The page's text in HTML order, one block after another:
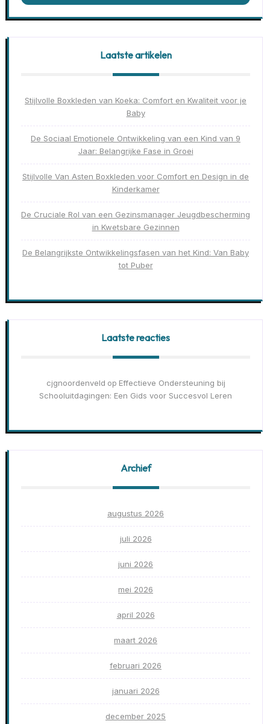
Laatste artikelen
Stijlvolle Boxkleden van Koeka: Comfort en Kwaliteit voor je
Baby
De Sociaal Emotionele Ontwikkeling van een Kind van 9
Jaar: Belangrijke Fase in Groei
Stijlvolle Van Asten Boxkleden voor Comfort en Design in de
Kinderkamer
De Cruciale Rol van een Gezinsmanager Jeugdbescherming
in Kwetsbare Gezinnen
De Belangrijkste Ontwikkelingsfasen van het Kind: Van Baby
tot Puber
Laatste reacties
cjgnoordenveld op Effectieve Ondersteuning bij
Schooluitdagingen: Een Gids voor Succesvol Leren
Archief
augustus 2026
juli 2026
juni 2026
mei 2026
april 2026
maart 2026
februari 2026
januari 2026
december 2025